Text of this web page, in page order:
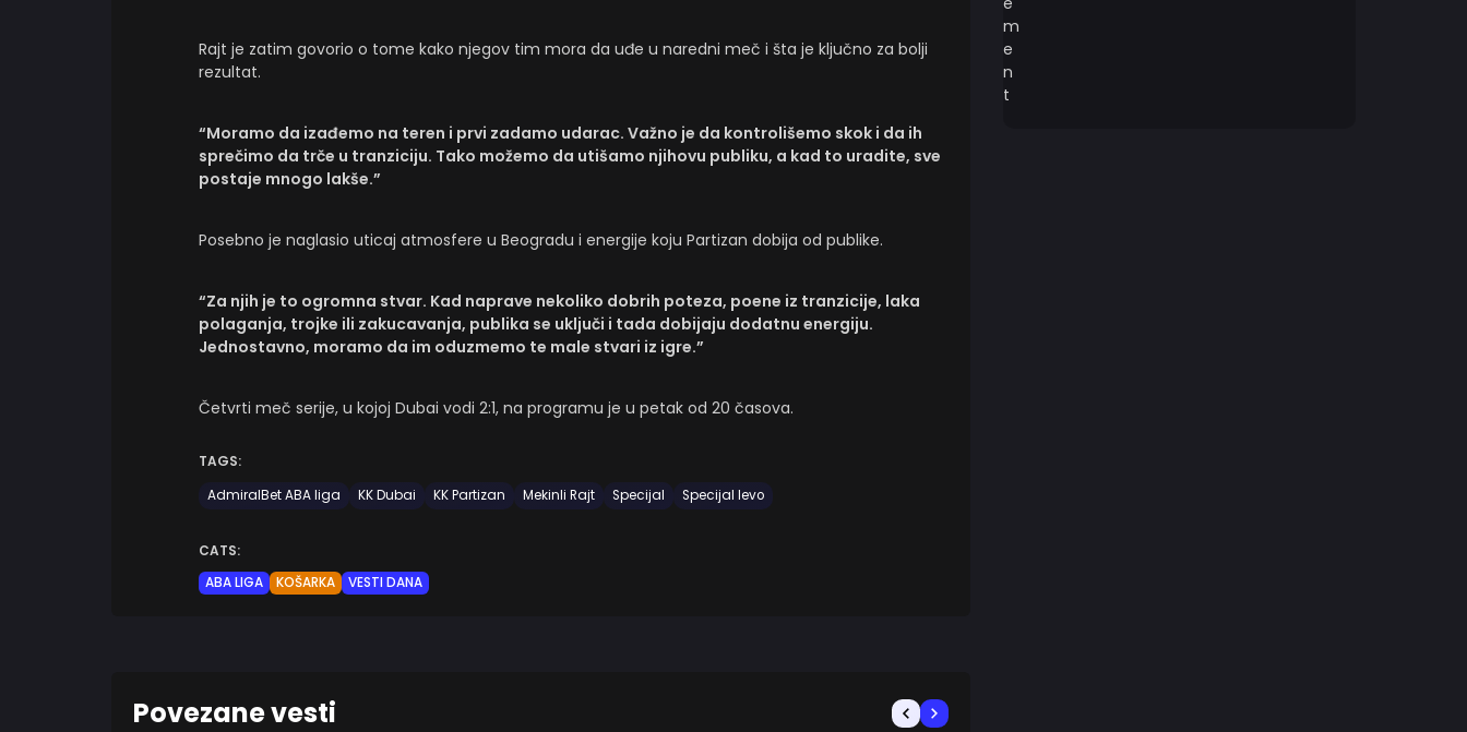
Rajt je zatim govorio o tome kako njegov tim mora da uđe u naredni meč i šta je ključno za bolji
rezultat.
“Moramo da izađemo na teren i prvi zadamo udarac. Važno je da kontrolišemo skok i da ih
sprečimo da trče u tranziciju. Tako možemo da utišamo njihovu publiku, a kad to uradite, sve
postaje mnogo lakše.”
Posebno je naglasio uticaj atmosfere u Beogradu i energije koju Partizan dobija od publike.
“Za njih je to ogromna stvar. Kad naprave nekoliko dobrih poteza, poene iz tranzicije, laka
polaganja, trojke ili zakucavanja, publika se uključi i tada dobijaju dodatnu energiju.
Jednostavno, moramo da im oduzmemo te male stvari iz igre.”
Četvrti meč serije, u kojoj Dubai vodi 2:1, na programu je u petak od 20 časova.
TAGS:
AdmiralBet ABA liga
KK Dubai KK Partizan Mekinli Rajt Specijal Specijal levo
CATS:
ABA LIGA
KOŠARKA VESTI DANA
Povezane vesti